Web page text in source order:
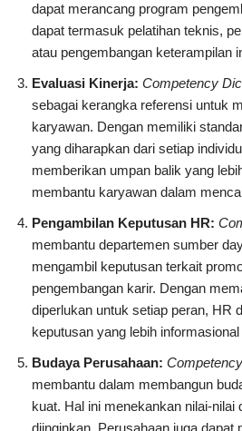
dapat merancang program
dapat termasuk pelatihan teknis,
atau pengembangan keterampilan
Evaluasi Kinerja: Competency
sebagai kerangka referensi untuk
karyawan. Dengan memiliki
yang diharapkan dari setiap
memberikan umpan balik yang
membantu karyawan dalam
Pengambilan Keputusan HR:
membantu departemen sumber
mengambil keputusan terkait
pengembangan karir. Dengan
diperlukan untuk setiap peran, HR
keputusan yang lebih
Budaya Perusahaan:
membantu dalam membangun
kuat. Hal ini menekankan nilai-nilai